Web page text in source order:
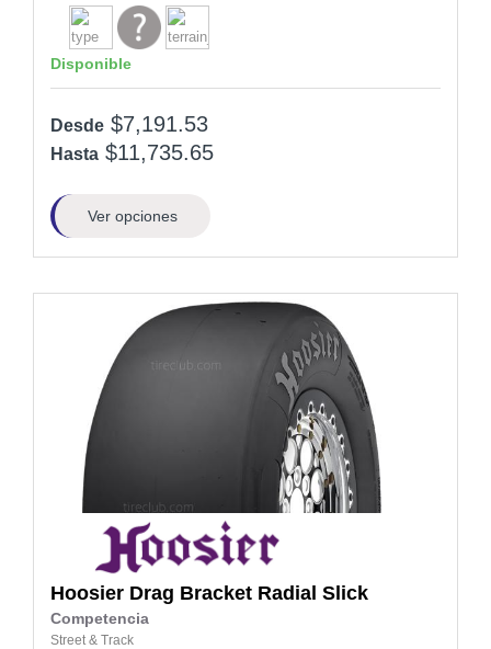
Disponible
Desde $7,191.53
Hasta $11,735.65
Ver opciones
Hoosier Drag Bracket Radial Slick
Competencia
Street & Track